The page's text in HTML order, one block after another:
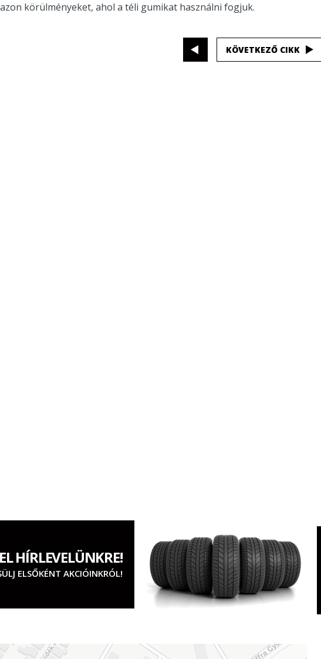
körülményeket, ahol a téli gumikat használni fogjuk.
KÖVETKEZŐ CIKK
HÍRLEVELÜNKRE!
ELSŐKÉNT AKCIÓINKRÓL!